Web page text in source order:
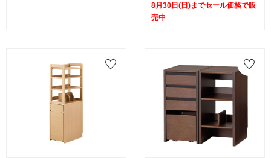
8月30日(日)までセール価格で販
売中